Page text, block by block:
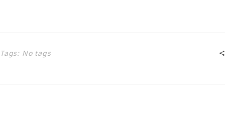
Tags: No tags